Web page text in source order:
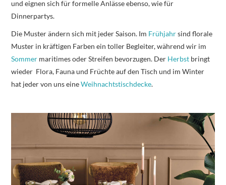
und eignen sich für formelle Anlässe ebenso, wie für
Dinnerpartys.
Die Muster ändern sich mit jeder Saison. Im Frühjahrsind florale
Muster in kräftigen Farben ein toller Begleiter, während wir im
Sommer maritimes oder Streifen bevorzugen. Der Herbst bringt
wieder Flora, Fauna und Früchte auf den Tisch und im Winter
hat jeder von uns eineWeihnachtstischdecke.